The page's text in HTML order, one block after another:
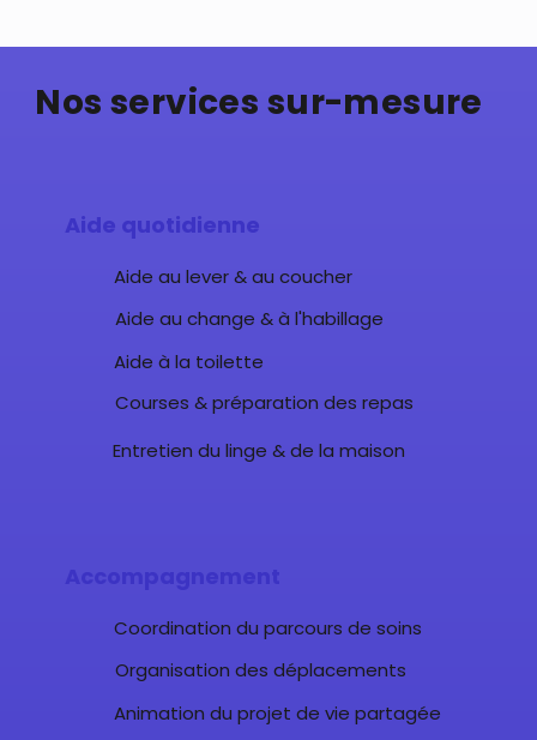
Nos services sur-mesure
Aide quotidienne
Aide au lever & au coucher
Aide au change & à l'habillage
Aide à la toilette
Courses & préparation des repas
Entretien du linge & de la maison
Accompagnement
Coordination du parcours de soins
Organisation des déplacements
Animation du projet de vie partagée